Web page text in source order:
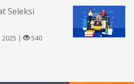
Seleksi
2025 | 540